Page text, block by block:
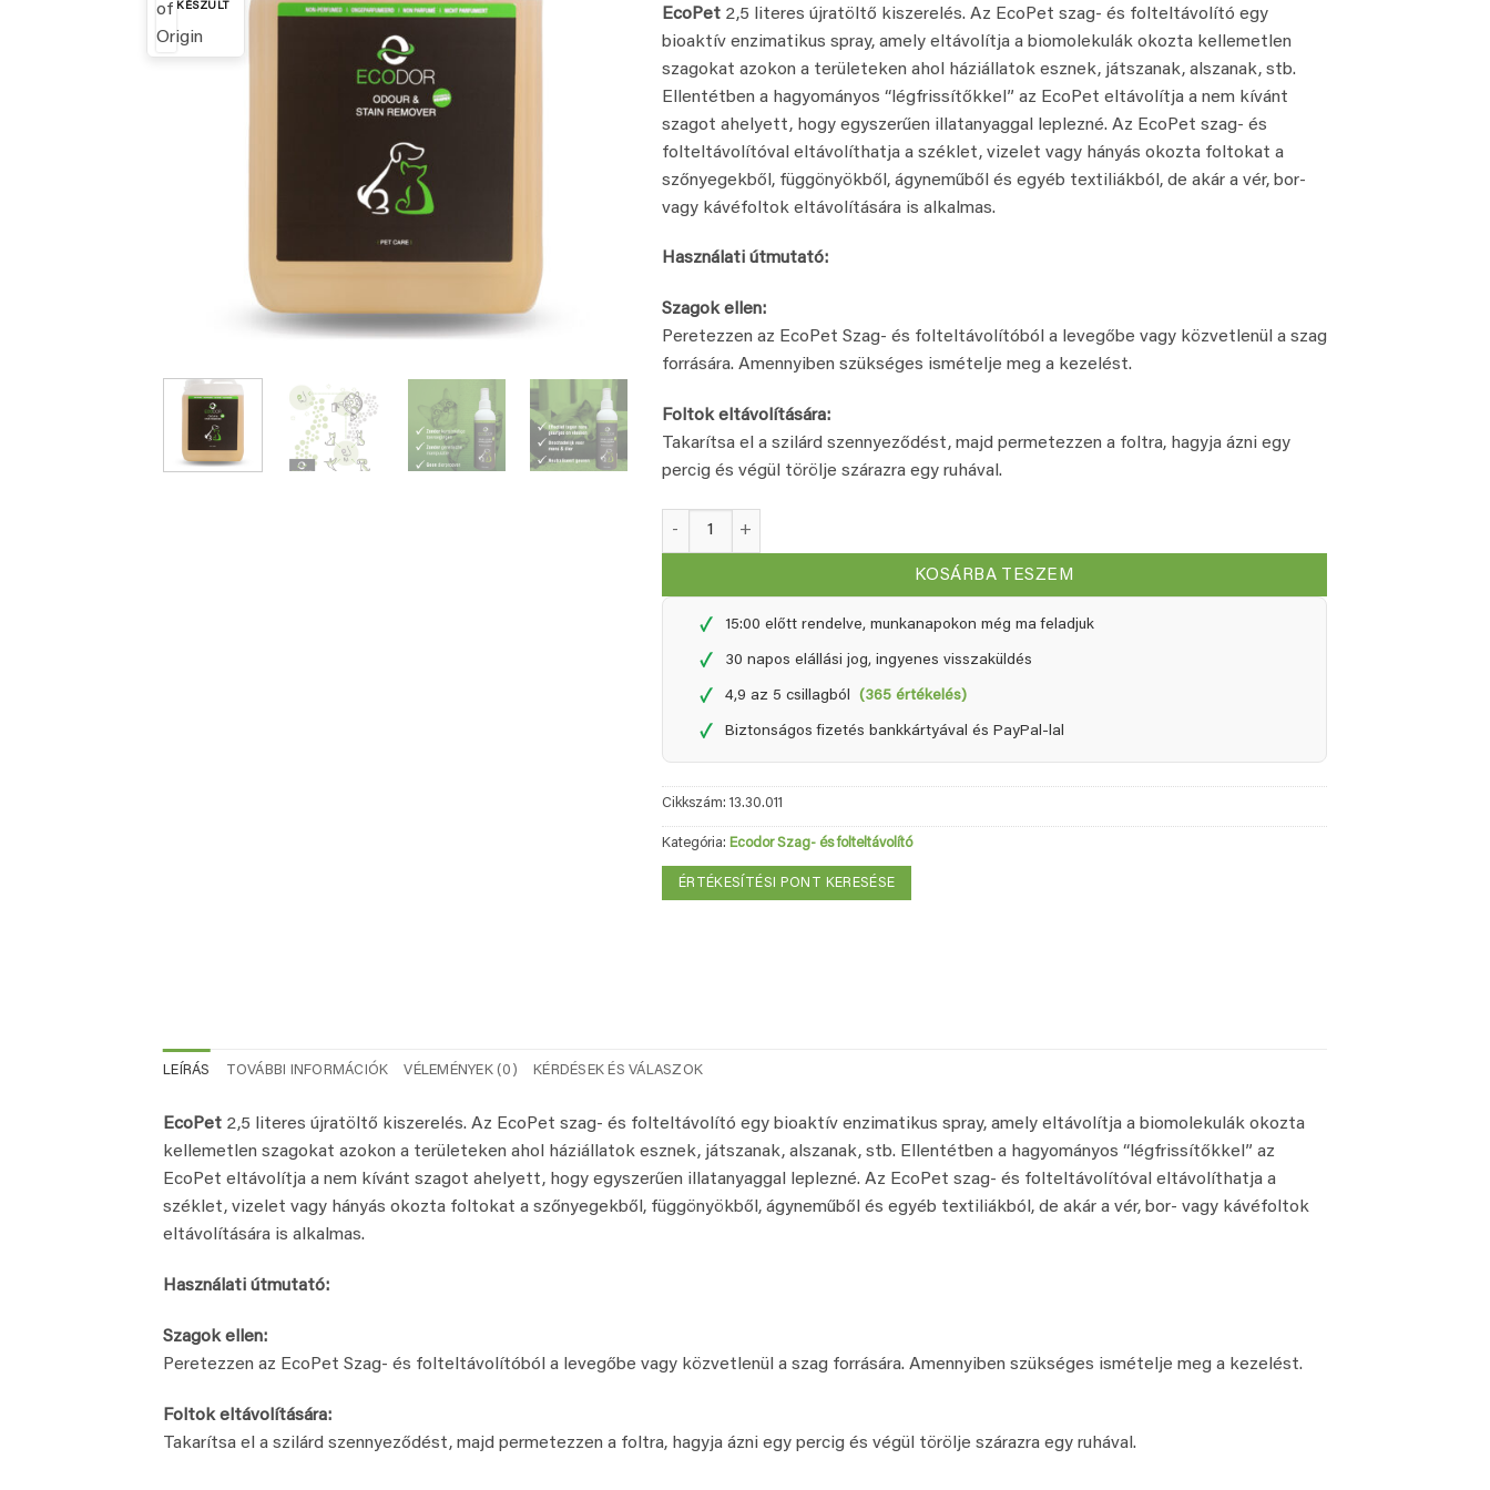
KÉSZÜLT
was:
€ 72,37.
is:
€ 59,95.
EcoPet 2,5 literes újratöltő kiszerelés. Az EcoPet szag- és folteltávolító egy
bioaktív enzimatikus spray, amely eltávolítja a biomolekulák okozta kellemetlen
szagokat azokon a területeken ahol háziállatok esznek, játszanak, alszanak, stb.
Ellentétben a hagyományos “légfrissítőkkel” az EcoPet eltávolítja a nem kívánt
szagot ahelyett, hogy egyszerűen illatanyaggal leplezné. Az EcoPet szag- és
folteltávolítóval eltávolíthatja a széklet, vizelet vagy hányás okozta foltokat a
szőnyegekből, függönyökből, ágyneműből és egyéb textiliákból, de akár a vér, bor-
vagy kávéfoltok eltávolítására is alkalmas.
Használati útmutató:
Szagok ellen:
Peretezzen az EcoPet Szag- és folteltávolítóból a levegőbe vagy közvetlenül a szag
forrására. Amennyiben szükséges ismételje meg a kezelést.
Foltok eltávolítására:
Takarítsa el a szilárd szennyeződést, majd permetezzen a foltra, hagyja ázni egy
percig és végül törölje szárazra egy ruhával.
Ecodor EcoPet újratöltő - 2,5 liter mennyiség
KOSÁRBA TESZEM
✓ 15:00 előtt rendelve, munkanapokon még ma feladjuk
✓ 30 napos elállási jog, ingyenes visszaküldés
✓ 4,9 az 5 csillagból(365 értékelés)
✓ Biztonságos fizetés bankkártyával és PayPal-lal
Cikkszám: 13.30.011
Kategória: Ecodor Szag- és folteltávolító
ÉRTÉKESÍTÉSI PONT KERESÉSE
LEÍRÁS TOVÁBBI INFORMÁCIÓK VÉLEMÉNYEK (0) KÉRDÉSEK ÉS VÁLASZOK
EcoPet 2,5 literes újratöltő kiszerelés. Az EcoPet szag- és folteltávolító egy bioaktív enzimatikus spray, amely eltávolítja a biomolekulák okozta
kellemetlen szagokat azokon a területeken ahol háziállatok esznek, játszanak, alszanak, stb. Ellentétben a hagyományos “légfrissítőkkel” az
EcoPet eltávolítja a nem kívánt szagot ahelyett, hogy egyszerűen illatanyaggal leplezné. Az EcoPet szag- és folteltávolítóval eltávolíthatja a
széklet, vizelet vagy hányás okozta foltokat a szőnyegekből, függönyökből, ágyneműből és egyéb textiliákból, de akár a vér, bor- vagy kávéfoltok
eltávolítására is alkalmas.
Használati útmutató:
Szagok ellen:
Peretezzen az EcoPet Szag- és folteltávolítóból a levegőbe vagy közvetlenül a szag forrására. Amennyiben szükséges ismételje meg a kezelést.
Foltok eltávolítására:
Takarítsa el a szilárd szennyeződést, majd permetezzen a foltra, hagyja ázni egy percig és végül törölje szárazra egy ruhával.